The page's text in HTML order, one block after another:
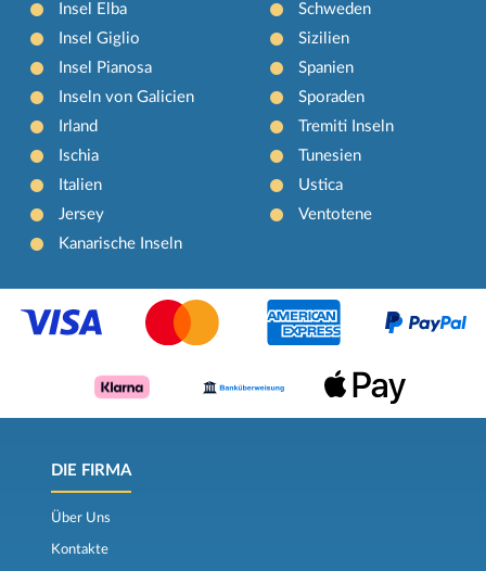
Insel Elba
Insel Giglio
Insel Pianosa
Inseln von Galicien
Irland
Ischia
Italien
Jersey
Kanarische Inseln
Schweden
Sizilien
Spanien
Sporaden
Tremiti Inseln
Tunesien
Ustica
Ventotene
DIE FIRMA
Über Uns
Kontakte